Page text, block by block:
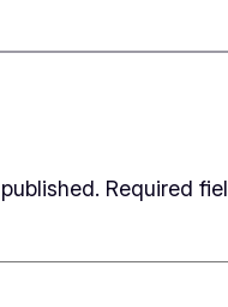
Required